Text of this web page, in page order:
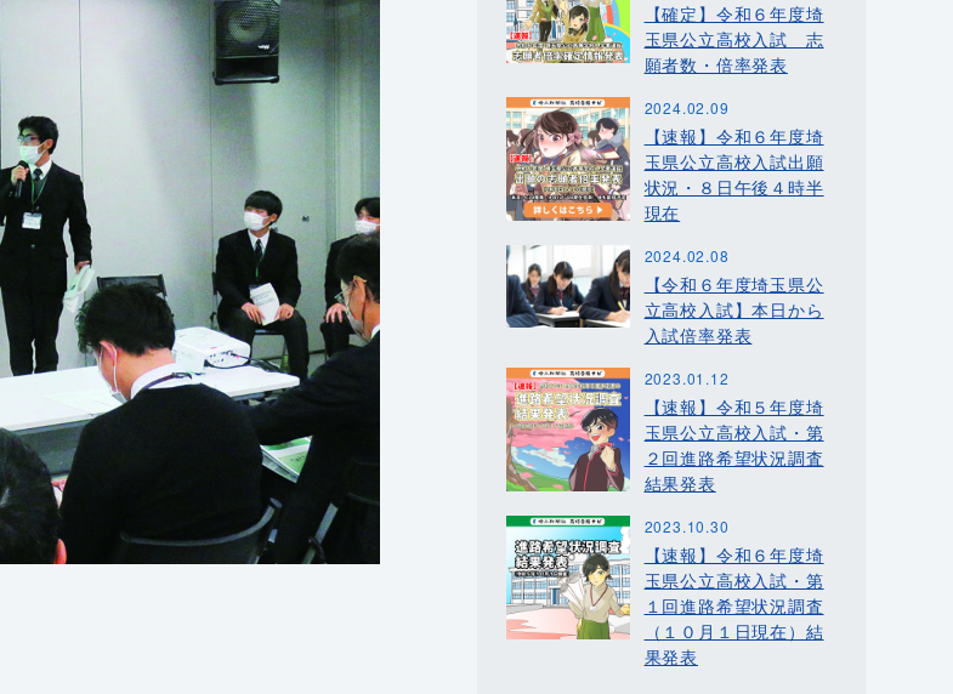
【確定】令和６年度埼
玉県公立高校入試 志
願者数・倍率発表
2024.02.09
【速報】令和６年度埼
玉県公立高校入試出願
状況・８日午後４時半
現在
2024.02.08
【令和６年度埼玉県公
立高校入試】本日から
入試倍率発表
2023.01.12
【速報】令和５年度埼
玉県公立高校入試・第
２回進路希望状況調査
結果発表
2023.10.30
【速報】令和６年度埼
玉県公立高校入試・第
１回進路希望状況調査
（１０月１日現在）結
果発表